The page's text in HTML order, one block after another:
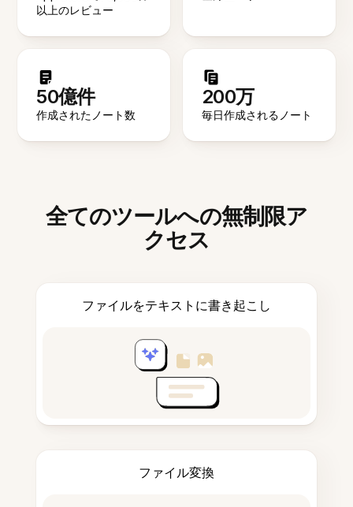
以上のレビュー
50億件
作成されたノート数
200万
毎日作成されるノート
全てのツールへの無制限ア
クセス
ファイルをテキストに書き起こし
ファイル変換